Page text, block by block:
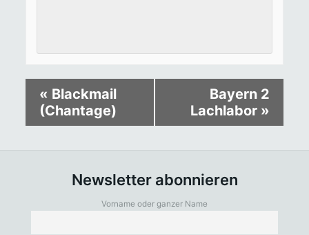
« Blackmail
(Chantage)
Bayern 2
Lachlabor »
Newsletter abonnieren
Vorname oder ganzer Name